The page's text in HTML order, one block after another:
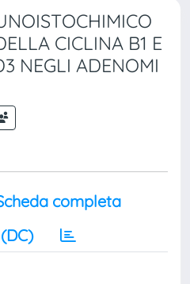
CICLINA B1 E
NEGLI ADENOMI
completa